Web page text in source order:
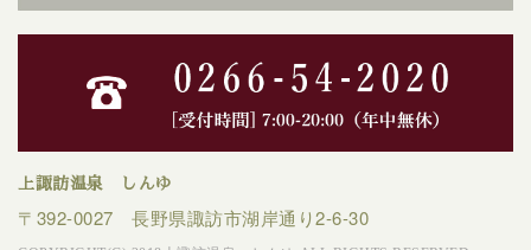
上諏訪温泉 しんゆ
〒392-0027 長野県諏訪市湖岸通り2-6-30